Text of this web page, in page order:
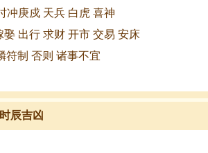
冲庚戍 天兵 白虎 喜神
娶 出行 求财 开市 交易 安床
符制 否则 诸事不宜
辰吉凶